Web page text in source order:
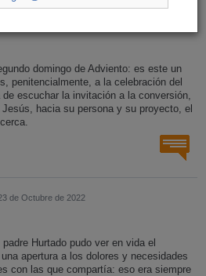
domingo de Adviento: es este un
penitencialmente, a la celebración del
escuchar la invitación a la conversión,
hacia su persona y su proyecto, el
de Octubre de 2022
Hurtado pudo ver en vida el
apertura a los dolores y necesidades
con las que compartía: eso era siempre